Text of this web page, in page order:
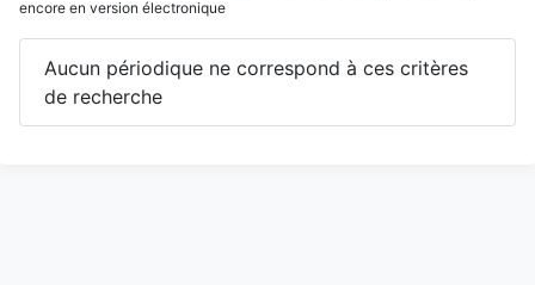
encore en version électronique
Aucun périodique ne correspond à ces critères
de recherche